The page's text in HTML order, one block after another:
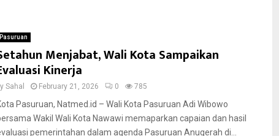
Pasuruan
Menjabat, Wali Kota Sampaikan
Kinerja
Sahal February 21, 2026 0 785
Pasuruan, Natmed.id – Wali Kota Pasuruan Adi Wibowo
Wakil Wali Kota Nawawi memaparkan capaian dan hasil
pemerintahan dalam agenda Pasuruan Anugerah di...